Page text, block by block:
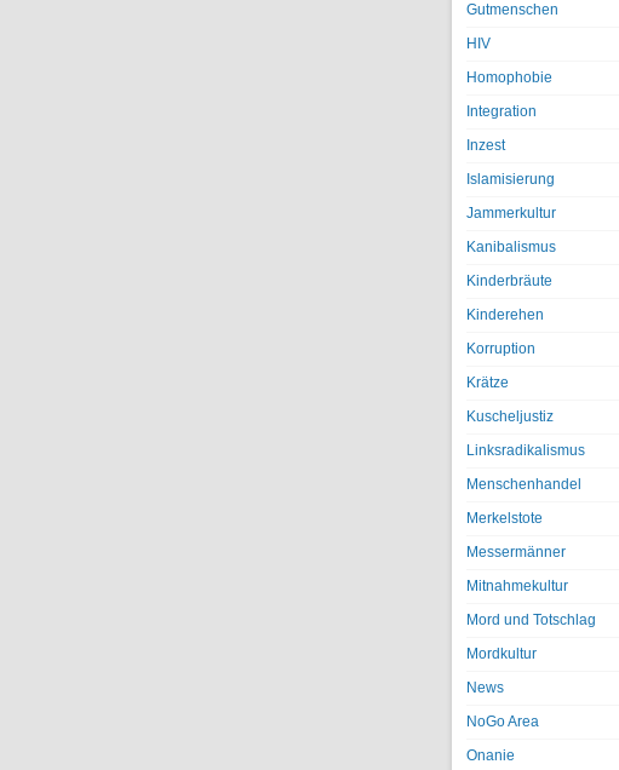
Gutmenschen
HIV
Homophobie
Integration
Inzest
Islamisierung
Jammerkultur
Kanibalismus
Kinderbräute
Kinderehen
Korruption
Krätze
Kuscheljustiz
Linksradikalismus
Menschenhandel
Merkelstote
Messermänner
Mitnahmekultur
Mord und Totschlag
Mordkultur
News
NoGo Area
Onanie